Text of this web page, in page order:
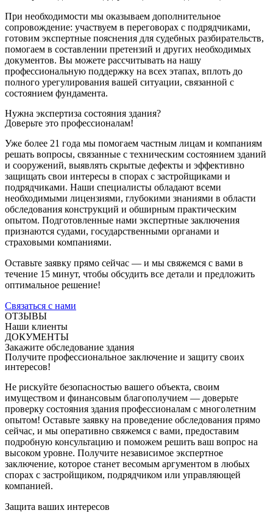
При необходимости мы оказываем дополнительное
сопровождение: участвуем в переговорах с подрядчиками,
готовим экспертные пояснения для судебных разбирательств,
помогаем в составлении претензий и других необходимых
документов. Вы можете рассчитывать на нашу
профессиональную поддержку на всех этапах, вплоть до
полного урегулирования вашей ситуации, связанной с
состоянием фундамента.
Нужна экспертиза состояния здания?
Доверьте это профессионалам!
Уже более 21 года мы помогаем частным лицам и компаниям
решать вопросы, связанные с техническим состоянием зданий
и сооружений, выявлять скрытые дефекты и эффективно
защищать свои интересы в спорах с застройщиками и
подрядчиками. Наши специалисты обладают всеми
необходимыми лицензиями, глубокими знаниями в области
обследования конструкций и обширным практическим
опытом. Подготовленные нами экспертные заключения
признаются судами, государственными органами и
страховыми компаниями.
Оставьте заявку прямо сейчас — и мы свяжемся с вами в
течение 15 минут, чтобы обсудить все детали и предложить
оптимальное решение!
Связаться с нами
ОТЗЫВЫ
Наши клиенты
ДОКУМЕНТЫ
Закажите обследование здания
Получите профессиональное заключение и защиту своих
интересов!
Не рискуйте безопасностью вашего объекта, своим
имуществом и финансовым благополучием — доверьте
проверку состояния здания профессионалам с многолетним
опытом! Оставьте заявку на проведение обследования прямо
сейчас, и мы оперативно свяжемся с вами, предоставим
подробную консультацию и поможем решить ваш вопрос на
высоком уровне. Получите независимое экспертное
заключение, которое станет весомым аргументом в любых
спорах с застройщиком, подрядчиком или управляющей
компанией.
Защита ваших интересов